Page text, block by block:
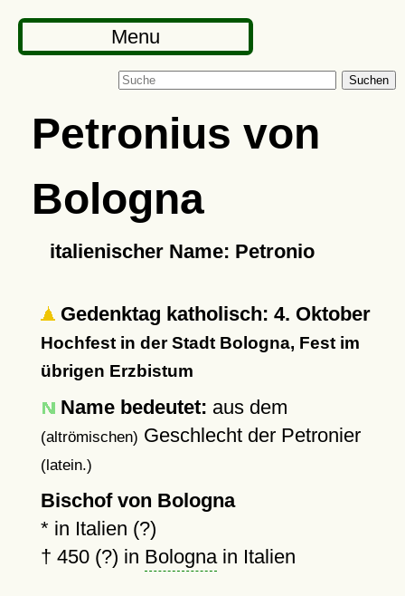
Menu
Suchen
Petronius von
Bologna
italienischer Name: Petronio
Gedenktag katholisch: 4. Oktober
Hochfest in der Stadt Bologna, Fest im
übrigen Erzbistum
Name bedeutet: aus dem
(altrömischen) Geschlecht der Petronier
(latein.)
Bischof von Bologna
* in Italien (?)
† 450 (?) in Bolognain Italien